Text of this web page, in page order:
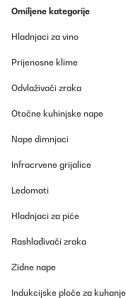
zufrieden. Wir
Der "Kleine"
einen
Unding. Anstatt das
Baumarkt fahren. So
gut. Ein Teil der
Prevedi
Omiljene kategorije
Hladnjaci za vino
Prijenosne klime
Odvlaživači zraka
Otočne kuhinjske nape
Nape dimnjaci
Infracrvene grijalice
Ledomati
Hladnjaci za piće
Rashlađivači zraka
Zidne nape
Indukcijske ploče za kuhanje